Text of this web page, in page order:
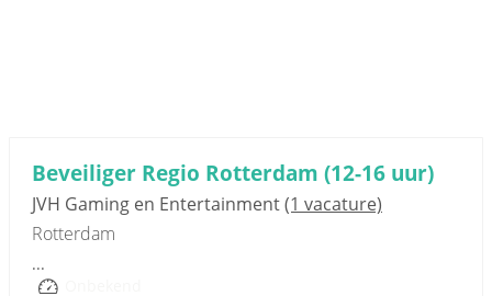
Beveiliger Regio Rotterdam (12-16 uur)
JVH Gaming en Entertainment(1 vacature)
Rotterdam
...